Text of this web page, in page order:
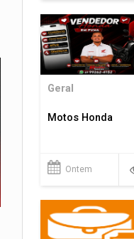
Geral
Motos Honda
Ontem